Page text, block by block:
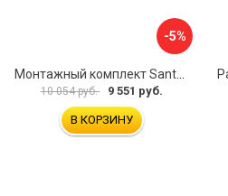
-5%
10 054 руб. 9 551 руб.
В КОРЗИНУ